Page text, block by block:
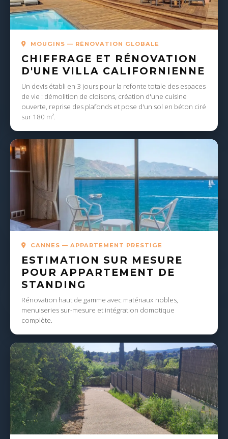
MOUGINS — RÉNOVATION GLOBALE
CHIFFRAGE ET RÉNOVATION
D'UNE VILLA CALIFORNIENNE
Un devis établi en 3 jours pour la refonte totale des espaces
de vie : démolition de cloisons, création d'une cuisine
ouverte, reprise des plafonds et pose d'un sol en béton ciré
sur 180 m².
CANNES — APPARTEMENT PRESTIGE
ESTIMATION SUR MESURE
POUR APPARTEMENT DE
STANDING
Rénovation haut de gamme avec matériaux nobles,
menuiseries sur-mesure et intégration domotique
complète.